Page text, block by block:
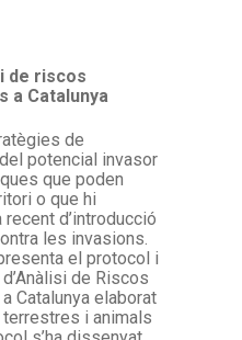
de riscos
a Catalunya
de
potencial invasor
que poden
o que hi
d’introducció
les invasions.
el protocol i
de Riscos
Catalunya elaborat
i animals